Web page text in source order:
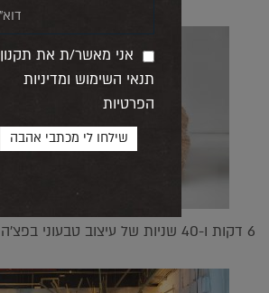
6 דקות ו-40 שניות של עיצוב טבעוני בפצ'ה קוצ'ה |
אני מאשר/ת את תקנון
תנאי השימוש ומדיניות
הפרטיות